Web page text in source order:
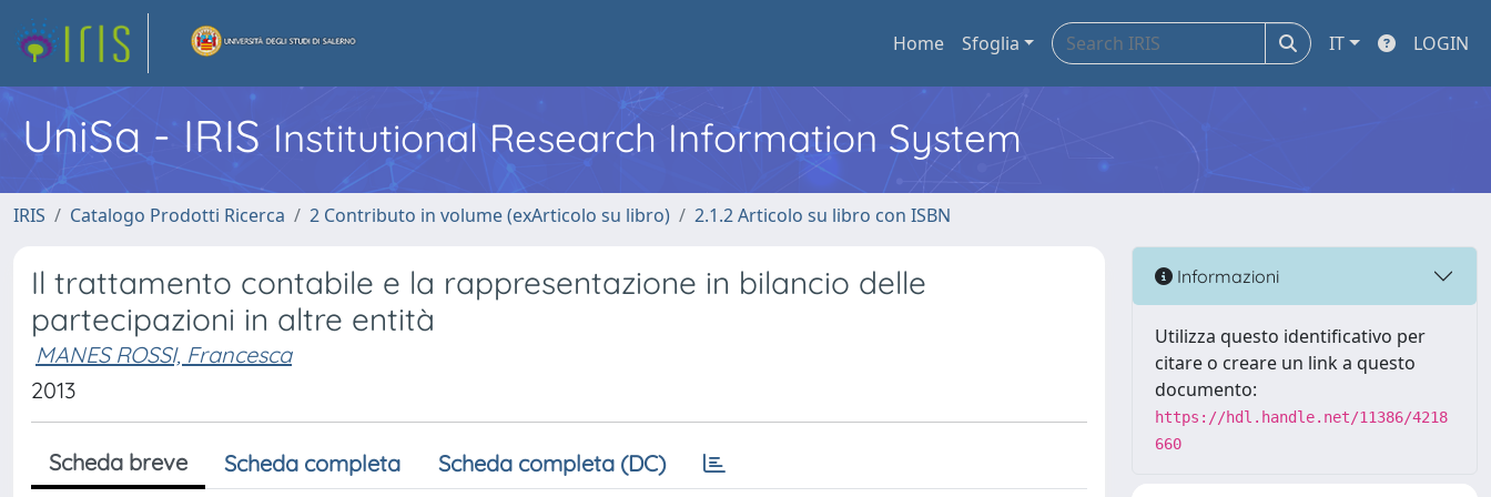
Home Sfoglia IT LOGIN
UniSa - IRIS Institutional Research Information System
IRIS Catalogo Prodotti Ricerca 2 Contributo in volume (exArticolo su libro) 2.1.2 Articolo su libro con ISBN
Il trattamento contabile e la rappresentazione in bilancio delle
partecipazioni in altre entità
MANES ROSSI, Francesca
2013
Scheda breve Scheda completa Scheda completa (DC)
Informazioni
Utilizza questo identificativo per
citare o creare un link a questo
documento:
https://hdl.handle.net/11386/4218
660